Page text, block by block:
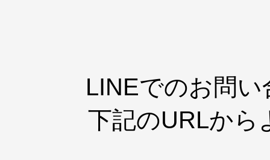
LINEでのお問
下記のURLから